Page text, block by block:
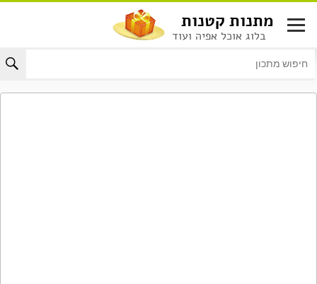
לתוכן
מתנות קטנות
בלוג אוכל אפיה ועוד